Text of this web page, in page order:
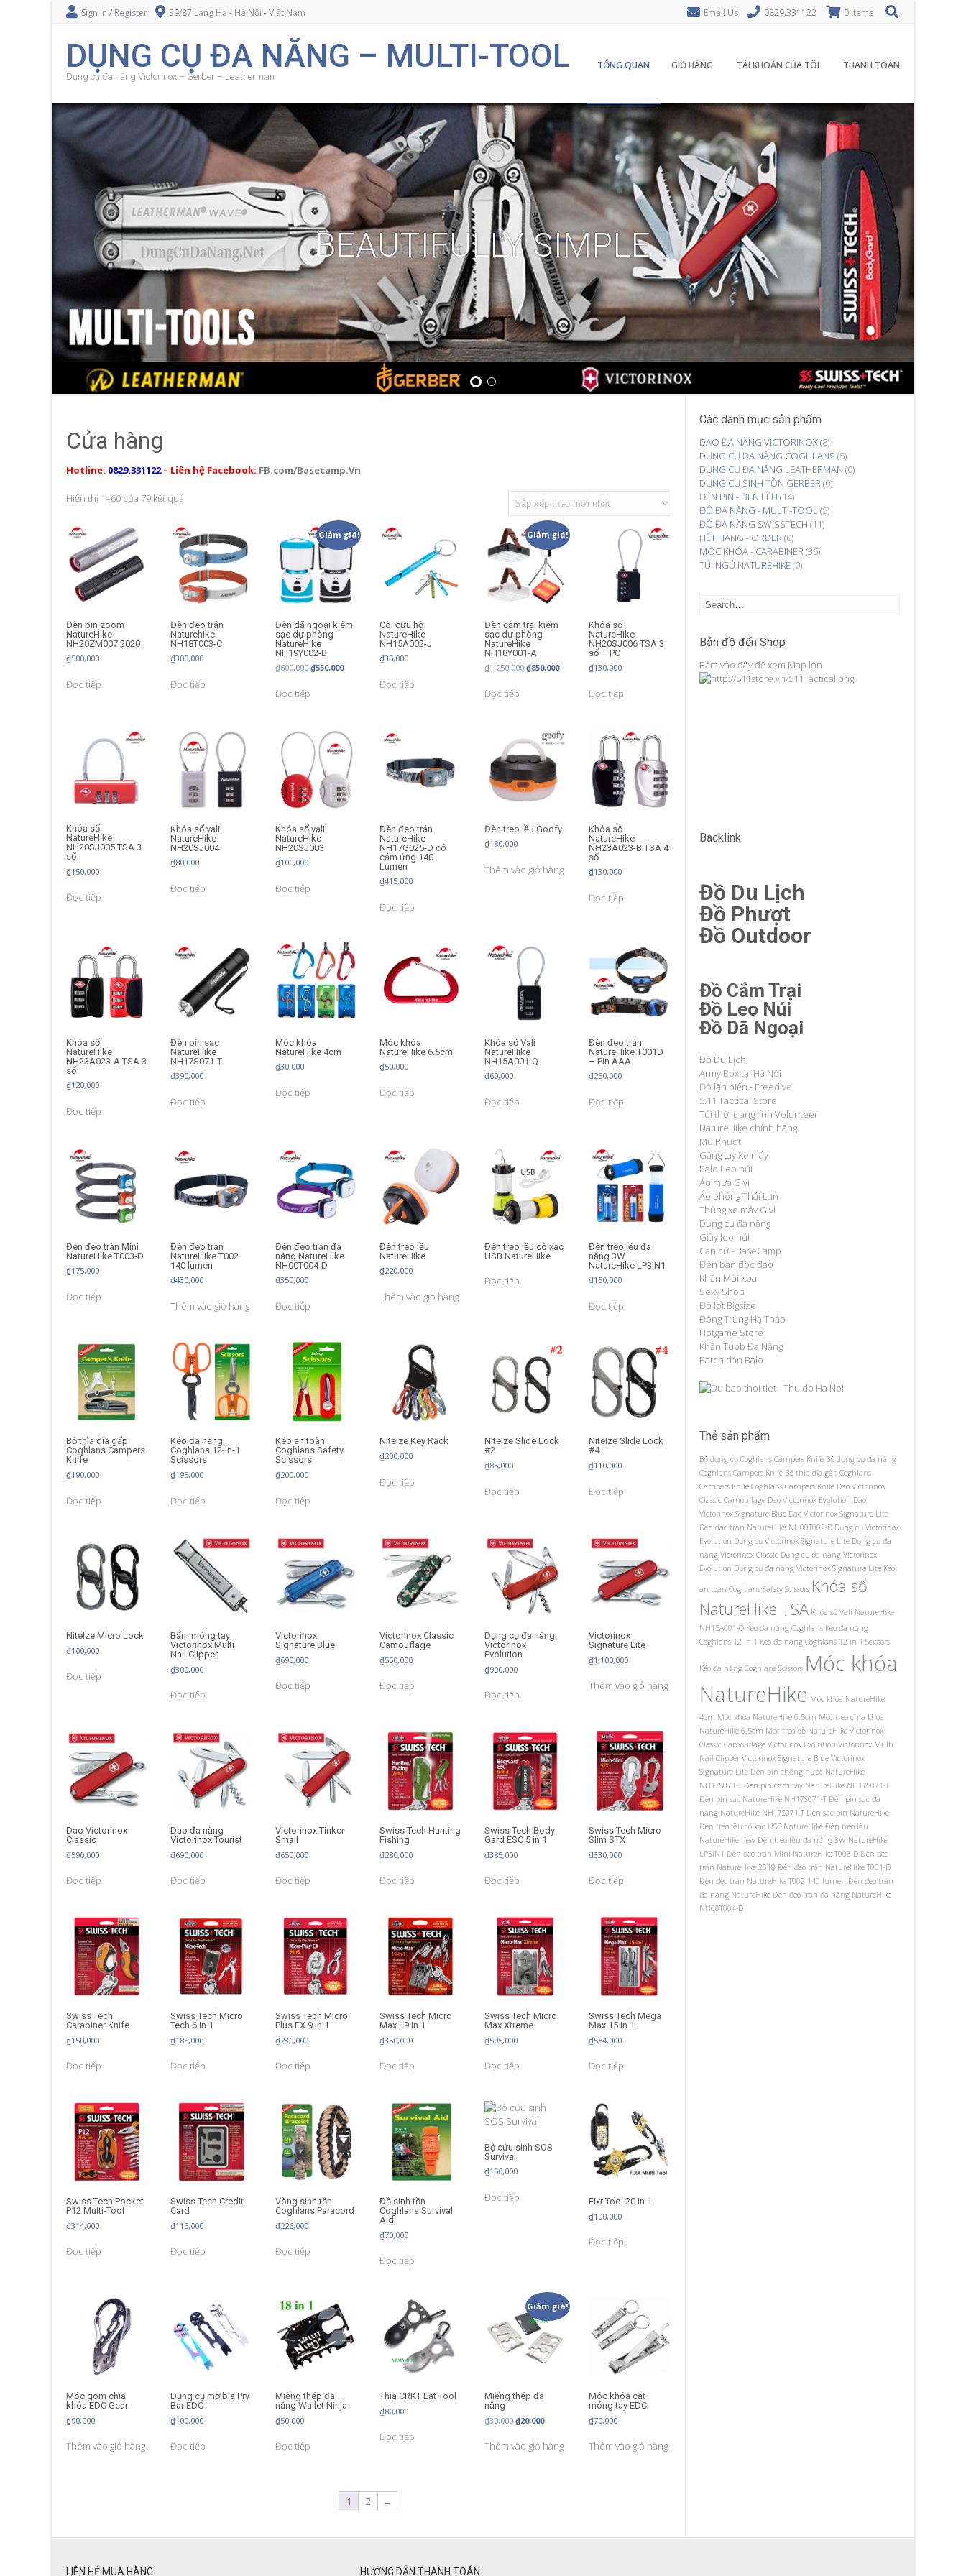
Sign In / Register 39/87 Láng Hạ - Hà Nội - Việt Nam Email Us 0829.331122 0 items
DỤNG CỤ ĐA NĂNG – MULTI-TOOL
Dụng cụ đa năng Victorinox – Gerber – Leatherman
TỔNG QUAN GIỎ HÀNG TÀI KHOẢN CỦA TÔI THANH TOÁN
BEAUTIFULLY SIMPLE
1 2
Cửa hàng
Hotline: 0829.331122– Liên hệ Facebook: FB.com/Basecamp.Vn
Hiển thị 1–60 của 79 kết quả
xếp
theo
mới
nhất
Đèn pin zoom
NatureHike
NH20ZM007 2020
₫500,000
Đọc tiếp
Đèn đeo trán
Naturehike
NH18T003-C
₫300,000
Đọc tiếp
Giảm giá!
Đèn dã ngoại kiêm
sạc dự phòng
NatureHike
NH19Y002-B
₫600,000 Giá
₫550,000Giá
Đọc tiếp
Còi cứu hộ
NatureHike
NH15A002-J
₫35,000
Đọc tiếp
Giảm giá!
Đèn cắm trại kiêm
sạc dự phòng
NatureHike
NH18Y001-A
₫1,250,000 Giá
₫850,000Giá
Đọc tiếp
Khóa số
NatureHike
NH20SJ006 TSA 3
số – PC
₫130,000
Đọc tiếp
Khóa số
NatureHike
NH20SJ005 TSA 3
số
₫150,000
Đọc tiếp
Khóa số vali
NatureHike
NH20SJ004
₫80,000
Đọc tiếp
Khóa số vali
NatureHike
NH20SJ003
₫100,000
Đọc tiếp
Đèn đeo trán
NatureHike
NH17G025-D có
cảm ứng 140
Lumen
₫415,000
Đọc tiếp
Đèn treo lều Goofy
₫180,000
Thêm vào giỏ hàng
Khóa số
NatureHike
NH23A023-B TSA 4
số
₫130,000
Đọc tiếp
Khóa số
NatureHike
NH23A023-A TSA 3
số
₫120,000
Đọc tiếp
Đèn pin sạc
NatureHike
NH17S071-T
₫390,000
Đọc tiếp
Móc khóa
NatureHike 4cm
₫30,000
Đọc tiếp
Móc khóa
NatureHike 6.5cm
₫50,000
Đọc tiếp
Khóa số Vali
NatureHike
NH15A001-Q
₫60,000
Đọc tiếp
Đèn đeo trán
NatureHike T001D
– Pin AAA
₫250,000
Đọc tiếp
Đèn đeo trán Mini
NatureHike T003-D
₫175,000
Đọc tiếp
Đèn đeo trán
NatureHike T002
140 lumen
₫430,000
Thêm vào giỏ hàng
Đèn đeo trán đa
năng NatureHike
NH00T004-D
₫350,000
Đọc tiếp
Đèn treo lều
NatureHike
₫220,000
Thêm vào giỏ hàng
Đèn treo lều có xạc
USB NatureHike
Đọc tiếp
Đèn treo lều đa
năng 3W
NatureHike LP3IN1
₫150,000
Đọc tiếp
Bộ thìa dĩa gấp
Coghlans Campers
Knife
₫190,000
Đọc tiếp
Kéo đa năng
Coghlans 12-in-1
Scissors
₫195,000
Đọc tiếp
Kéo an toàn
Coghlans Safety
Scissors
₫200,000
Đọc tiếp
NiteIze Key Rack
₫200,000
Đọc tiếp
NiteIze Slide Lock
#2
₫85,000
Đọc tiếp
NiteIze Slide Lock
#4
₫110,000
Đọc tiếp
NiteIze Micro Lock
₫100,000
Đọc tiếp
Bấm móng tay
Victorinox Multi
Nail Clipper
₫300,000
Đọc tiếp
Victorinox
Signature Blue
₫690,000
Đọc tiếp
Victorinox Classic
Camouflage
₫550,000
Đọc tiếp
Dụng cụ đa năng
Victorinox
Evolution
₫990,000
Đọc tiếp
Victorinox
Signature Lite
₫1,100,000
Thêm vào giỏ hàng
Dao Victorinox
Classic
₫590,000
Đọc tiếp
Dao đa năng
Victorinox Tourist
₫690,000
Đọc tiếp
Victorinox Tinker
Small
₫650,000
Đọc tiếp
Swiss Tech Hunting
Fishing
₫280,000
Đọc tiếp
Swiss Tech Body
Gard ESC 5 in 1
₫385,000
Đọc tiếp
Swiss Tech Micro
Slim STX
₫330,000
Đọc tiếp
Swiss Tech
Carabiner Knife
₫150,000
Đọc tiếp
Swiss Tech Micro
Tech 6 in 1
₫185,000
Đọc tiếp
Swiss Tech Micro
Plus EX 9 in 1
₫230,000
Đọc tiếp
Swiss Tech Micro
Max 19 in 1
₫350,000
Đọc tiếp
Swiss Tech Micro
Max Xtreme
₫595,000
Đọc tiếp
Swiss Tech Mega
Max 15 in 1
₫584,000
Đọc tiếp
Swiss Tech Pocket
P12 Multi-Tool
₫314,000
Đọc tiếp
Swiss Tech Credit
Card
₫115,000
Đọc tiếp
Vòng sinh tồn
Coghlans Paracord
₫226,000
Đọc tiếp
Đồ sinh tồn
Coghlans Survival
Aid
₫70,000
Đọc tiếp
Bộ cứu sinh SOS
Survival
₫150,000
Đọc tiếp
Fixr Tool 20 in 1
₫100,000
Đọc tiếp
Móc gom chìa
khóa EDC Gear
₫90,000
Thêm vào giỏ hàng
Dụng cụ mở bia Pry
Bar EDC
₫100,000
Đọc tiếp
Miếng thép đa
năng Wallet Ninja
₫50,000
Đọc tiếp
Thìa CRKT Eat Tool
₫80,000
Đọc tiếp
Giảm giá!
Miếng thép đa
năng
₫30,000 Giá
là:
₫30,000.
₫20,000Giá
tại
Thêm vào giỏ hàng
Móc khóa cắt
móng tay EDC
₫70,000
Thêm vào giỏ hàng
1 2 →
Các danh mục sản phẩm
DAO ĐA NĂNG VICTORINOX(8)
DỤNG CỤ ĐA NĂNG COGHLANS (5)
DỤNG CỤ ĐA NĂNG LEATHERMAN (0)
DỤNG CỤ SINH TỒN GERBER(0)
ĐÈN PIN - ĐÈN LỀU (14)
ĐỒ ĐA NĂNG - MULTI-TOOL(5)
ĐỒ ĐA NĂNG SWISSTECH (11)
HẾT HÀNG - ORDER(0)
MÓC KHÓA - CARABINER(36)
TÚI NGỦ NATUREHIKE(0)
Bản đồ đến Shop
Bấm vào đây để xem Map lớn
Backlink
Đồ Du Lịch
Đồ Phượt
Đồ Outdoor
Đồ Cắm Trại
Đồ Leo Núi
Đồ Dã Ngoại
Đồ Du Lịch
Army Box tại Hà Nội
Đồ lặn biển - Freedive
5.11 Tactical Store
Túi thời trang lính Volunteer
NatureHike chính hãng
Mũ Phượt
Găng tay Xe máy
Balo Leo núi
Áo mưa Givi
Áo phông Thái Lan
Thùng xe máy Givi
Dụng cụ đa năng
Giày leo núi
Căn cứ - BaseCamp
Đèn bàn độc đáo
Khăn Mùi Xoa
Sexy Shop
Đồ lót Bigsize
Đông Trùng Hạ Thảo
Hotgame Store
Khăn Tubb Đa Năng
Patch dán Balo
Thẻ sản phẩm
Bộ dụng cụ Coghlans Campers Knife Bộ dụng cụ đa năng
Coghlans Campers Knife Bộ thìa dĩa gấp Coghlans
Campers Knife Coghlans Campers Knife Dao Victorinox
Classic Camouflage Dao Victorinox Evolution Dao
Victorinox Signature Blue Dao Victorinox Signature Lite
Den dao tran NatureHike NH00T002-D Dụng cụ Victorinox
Evolution Dụng cụ Victorinox Signature Lite Dụng cụ đa
năng Victorinox Classic Dụng cụ đa năng Victorinox
Evolution Dụng cụ đa năng Victorinox Signature Lite Keo
an toan Coghlans Safety Scissors Khóa số
NatureHike TSA Khóa số Vali NatureHike
NH15A001-Q Kéo đa năng Coghlans Kéo đa năng
Coghlans 12 in 1 Kéo đa năng Coghlans 12-in-1 Scissors
Kéo đa năng Coghlans Scissors Móc khóa
NatureHike Móc khóa NatureHike
4cm Móc khóa NatureHike 6.5cm Móc treo chìa khóa
NatureHike 6.5cm Móc treo đồ NatureHike Victorinox
Classic Camouflage Victorinox Evolution Victorinox Multi
Nail Clipper Victorinox Signature Blue Victorinox
Signature Lite Đèn pin chống nước NatureHike
NH17S071-T Đèn pin cầm tay NatureHike NH17S071-T
Đèn pin sạc NatureHike NH17S071-T Đèn pin sạc đa
năng NatureHike NH17S071-T Đèn sạc pin NatureHike
Đèn treo lều có xạc USB NatureHike Đèn treo lều
NatureHike new Đèn treo lều đa năng 3W NatureHike
LP3IN1 Đèn đeo trán Mini NatureHike T003-D Đèn đeo
trán NatureHike 2018 Đèn đeo trán NatureHike T001-D
Đèn đeo trán NatureHike T002 140 lumen Đèn đeo trán
đa năng NatureHike Đèn đeo trán đa năng NatureHike
NH00T004-D
LIÊN HỆ MUA HÀNG HƯỚNG DẪN THANH TOÁN